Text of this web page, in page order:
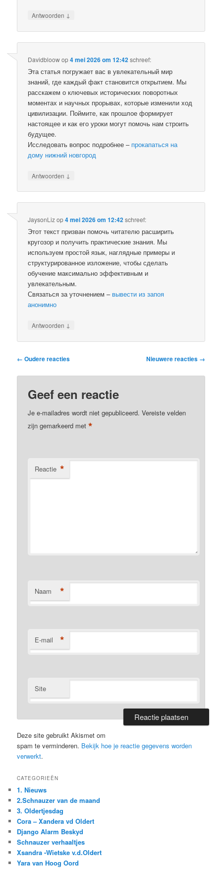
Antwoorden ↓
Davidbloowop4 mei 2026 om 12:42schreef:
Эта статья погружает вас в увлекательный мир
знаний, где каждый факт становится открытием. Мы
расскажем о ключевых исторических поворотных
моментах и научных прорывах, которые изменили ход
цивилизации. Поймите, как прошлое формирует
настоящее и как его уроки могут помочь нам строить
будущее.
Исследовать вопрос подробнее – прокапаться на
дому нижний новгород
Antwoorden ↓
JaysonLizop4 mei 2026 om 12:42schreef:
Этот текст призван помочь читателю расширить
кругозор и получить практические знания. Мы
используем простой язык, наглядные примеры и
структурированное изложение, чтобы сделать
обучение максимально эффективным и
увлекательным.
Связаться за уточнением – вывести из запоя
анонимно
Antwoorden ↓
Reactie
← Oudere reacties Nieuwere reacties →
Geef een reactie
Je e-mailadres wordt niet gepubliceerd. Vereiste velden
zijn gemarkeerd met*
Reactie *
Naam *
E-mail *
Site
Deze site gebruikt Akismet om
spam te verminderen. Bekijk hoe je reactie gegevens worden
verwerkt.
CATEGORIEËN
1. Nieuws
2.Schnauzer van de maand
3. Oldertjesdag
Cora – Xandera vd Oldert
Django Alarm Beskyd
Schnauzer verhaaltjes
Xsandra -Wietske v.d.Oldert
Yara van Hoog Oord